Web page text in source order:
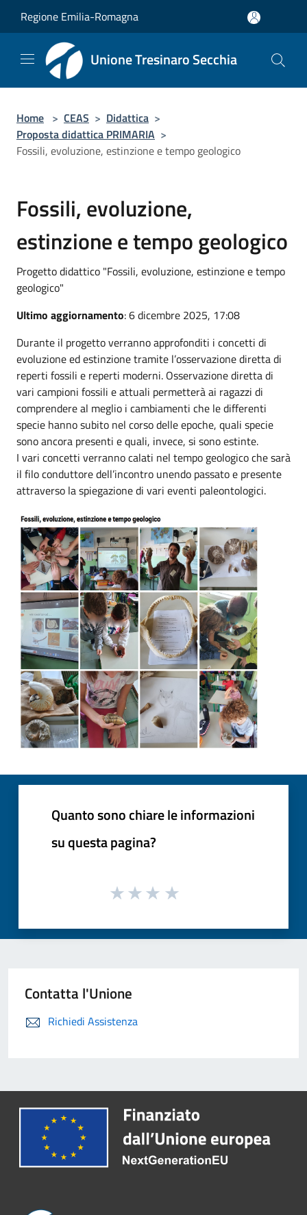
Regione Emilia-Romagna
Unione Tresinaro Secchia
Home > CEAS > Didattica >
Proposta didattica PRIMARIA >
Fossili, evoluzione, estinzione e tempo geologico
Fossili, evoluzione,
estinzione e tempo geologico
Progetto didattico "Fossili, evoluzione, estinzione e tempo
geologico"
Ultimo aggiornamento: 6 dicembre 2025, 17:08
Durante il progetto verranno approfonditi i concetti di
evoluzione ed estinzione tramite l’osservazione diretta di
reperti fossili e reperti moderni. Osservazione diretta di
vari campioni fossili e attuali permetterà ai ragazzi di
comprendere al meglio i cambiamenti che le differenti
specie hanno subito nel corso delle epoche, quali specie
sono ancora presenti e quali, invece, si sono estinte.
I vari concetti verranno calati nel tempo geologico che sarà
il filo conduttore dell’incontro unendo passato e presente
attraverso la spiegazione di vari eventi paleontologici.
Quanto sono chiare le informazioni
su questa pagina?
Contatta l'Unione
Richiedi Assistenza